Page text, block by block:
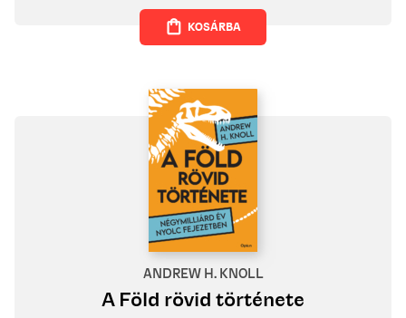
KOSÁRBA
ANDREW H. KNOLL
A Föld rövid története